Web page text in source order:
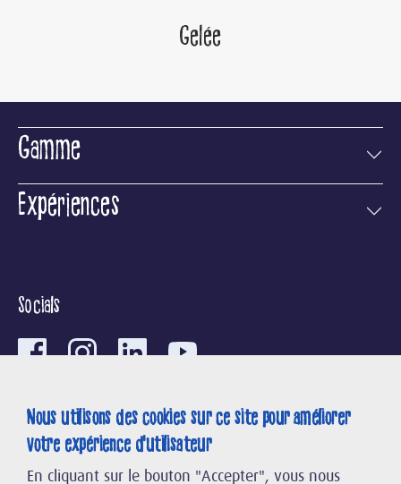
DE
Gelée
Gamme
Expériences
Socials
Contact
Formulaire de contact
Nous utilisons des cookies sur ce site pour améliorer
votre expérience d'utilisateur
En cliquant sur le bouton "Accepter", vous nous